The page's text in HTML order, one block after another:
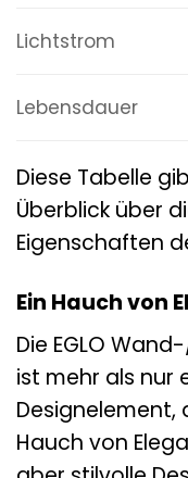
Lichtstrom
Lebensdauer
Diese Tabelle
Überblick über
Eigenschaften
Ein Hauch von
Die EGLO
ist mehr als nur
Designelement,
Hauch von